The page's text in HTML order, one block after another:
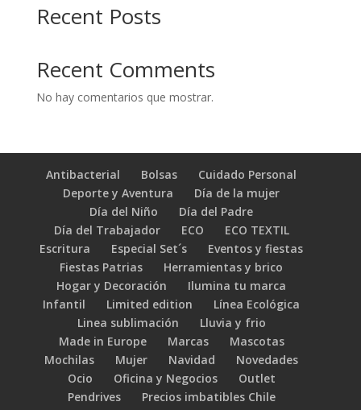
Recent Posts
Recent Comments
No hay comentarios que mostrar.
Antibacterial Bolsas
Cuidado Personal
Deporte y Aventura
Día de la mujer
Día del Niño
Día del Padre
Día del Trabajador
ECO
ECO TEXTIL
Escritura
Especial Set´s
Eventos y fiestas
Fiestas Patrias
Herramientas y brico
Hogar y Decoración
Ilumina tu marca
Infantil
Limited edition
Línea Ecológica
Linea sublimación
Lluvia y frio
Made in Europe
Marcas
Mascotas
Mochilas
Mujer Navidad
Novedades
Ocio
Oficina y Negocios
Outlet
Pendrives
Precios imbatibles Chile